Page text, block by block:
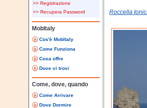
>> Registrazione
>> Recupera Password
MobItaly
Cos'è MobItaly
Come Funziona
Cosa offre
Dove ci trovi
Come, dove, quando
Come Arrivare
Dove Dormire
Roccella